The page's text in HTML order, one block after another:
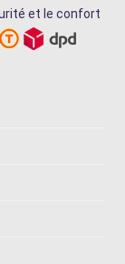
et le confort